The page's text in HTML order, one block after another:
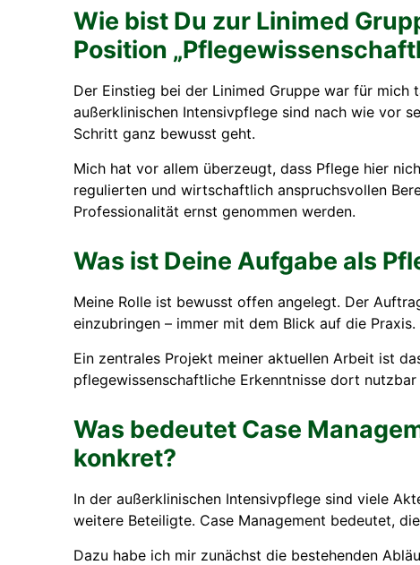
Wie bist Du zur Linimed
Position
Der Einstieg bei der Linimed Gruppe war für mich
außerklinischen Intensivpflege sind nach wie vor
Schritt ganz bewusst geht.
Mich hat vor allem überzeugt, dass Pflege hier
regulierten und wirtschaftlich anspruchsvollen
Professionalität ernst genommen werden.
Was ist Deine Aufgabe als
Meine Rolle ist bewusst offen angelegt. Der
einzubringen – immer mit dem Blick auf die
Ein zentrales Projekt meiner aktuellen Arbeit ist
pflegewissenschaftliche Erkenntnisse dort
Was bedeutet Case
konkret?
In der außerklinischen Intensivpflege sind viele
weitere Beteiligte. Case Management bedeutet,
Dazu habe ich mir zunächst die bestehenden